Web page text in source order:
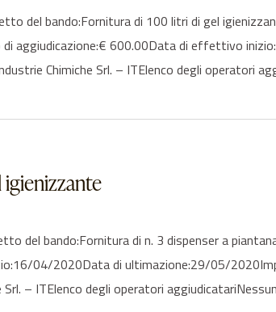
del bando:Fornitura di 100 litri di gel
aggiudicazione:€ 600.00Data di effettivo
Chimiche Srl. – ITElenco degli operatori
del bando:Fornitura di n. 3 dispenser a
04/2020Data di ultimazione:29/05/
– ITElenco degli operatori